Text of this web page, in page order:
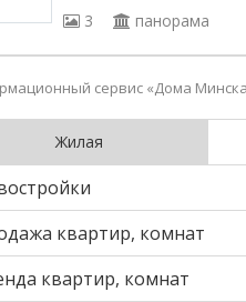
3
панорама
сервис «Дома
Жилая
квартир, комнат
квартир, комнат